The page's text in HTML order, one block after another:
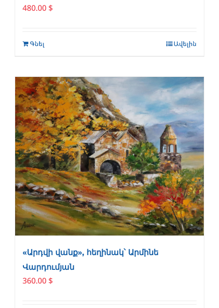
480.00 $
Գնել Ավելին
«Արդվի վանք», հեղինակ՝ Արմինե
Վարդումյան
360.00 $